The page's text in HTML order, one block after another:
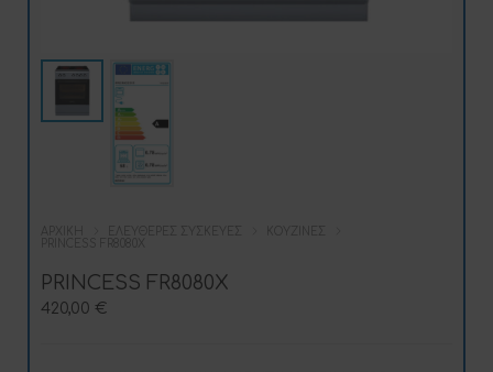
ΑΡΧΙΚΉ ΕΛΕΎΘΕΡΕΣ ΣΥΣΚΕΥΈΣ
ΚΟΥΖΊΝΕΣ
PRINCESS FR8080X
PRINCESS FR8080X
420,00 €